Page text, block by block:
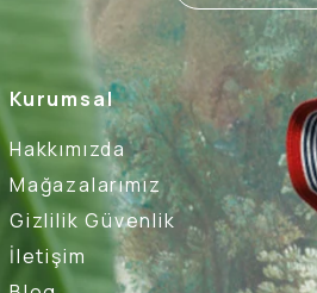
Kurumsal
Hakkımızda
Mağazalarımız
Gizlilik Güvenlik
İletişim